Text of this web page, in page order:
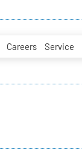
Careers Service